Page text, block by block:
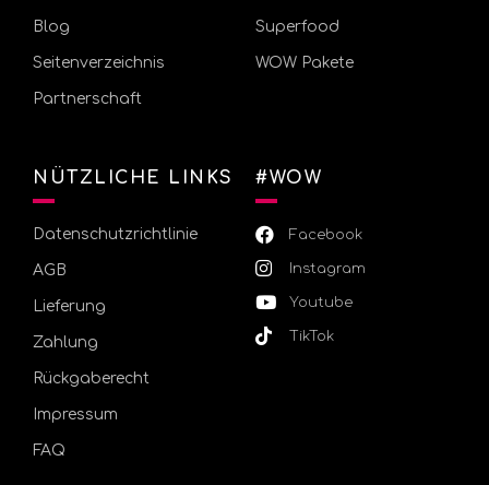
Blog
Seitenverzeichnis
Partnerschaft
Superfood
WOW Pakete
NÜTZLICHE LINKS
Datenschutzrichtlinie
AGB
Lieferung
Zahlung
Rückgaberecht
Impressum
FAQ
#WOW
Facebook
Instagram
Youtube
TikTok